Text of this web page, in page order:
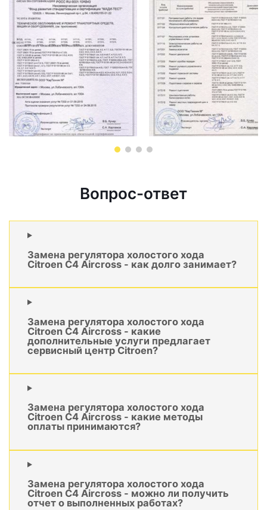
Вопрос-ответ
Замена регулятора холостого хода
Citroen C4 Aircross - как долго занимает?
Замена регулятора холостого хода
Citroen C4 Aircross - какие
дополнительные услуги предлагает
сервисный центр Citroen?
Замена регулятора холостого хода
Citroen C4 Aircross - какие методы
оплаты принимаются?
Замена регулятора холостого хода
Citroen C4 Aircross - можно ли получить
отчет о выполненных работах?